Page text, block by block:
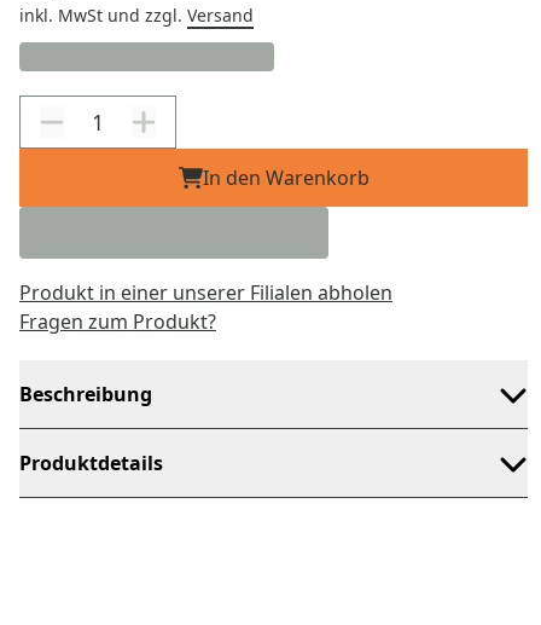
inkl. MwSt und zzgl. Versand
In den Warenkorb
Produkt in einer unserer Filialen abholen
Fragen zum Produkt?
Beschreibung
Produktdetails